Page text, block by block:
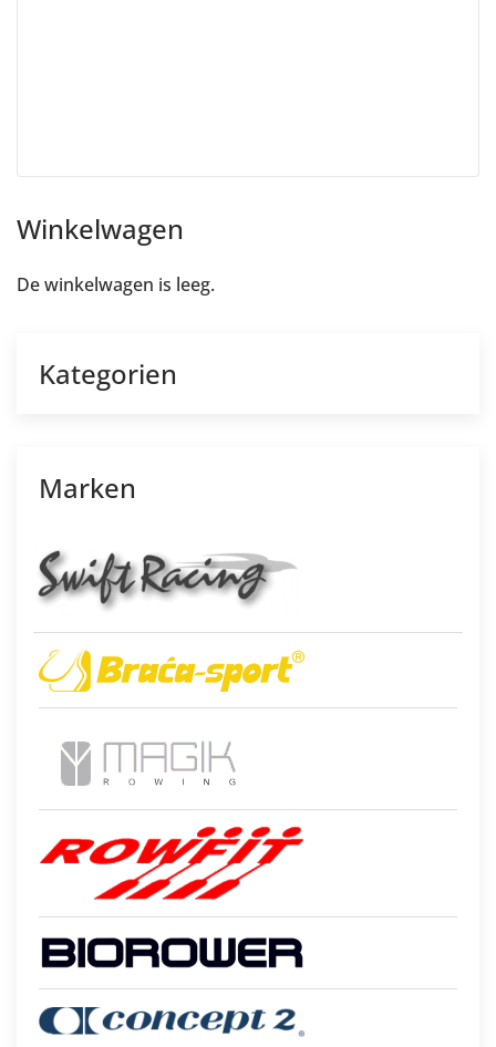
Winkelwagen
De winkelwagen is leeg.
Kategorien
Marken